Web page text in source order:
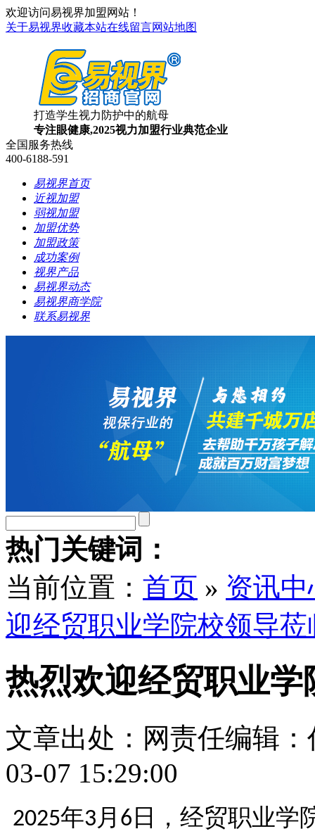
欢迎访问易视界加盟网站！
关于易视界收藏本站在线留言网站地图
打造学生视力防护中的航母
专注眼健康,2025视力加盟行业典范企业
全国服务热线
400-6188-591
易视界首页
近视加盟
弱视加盟
加盟优势
加盟政策
成功案例
视界产品
易视界动态
易视界商学院
联系易视界
热门关键词：
当前位置： 首页 » 资讯中
迎经贸职业学院校领导
热烈欢迎经贸职业
文章出处： 网责任编辑：
03-07 15:29:00
2025年3 月 6 日，经贸职业学